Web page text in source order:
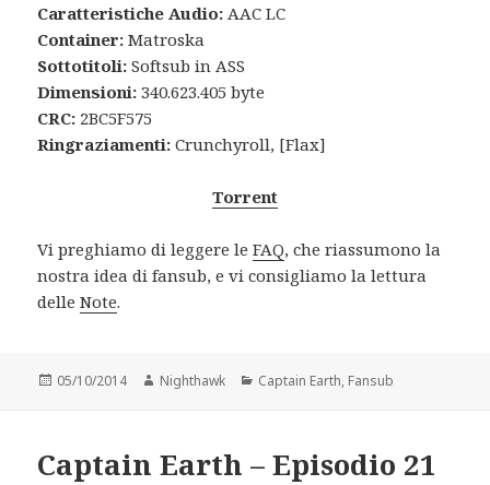
Caratteristiche Audio: AAC LC
Container: Matroska
Sottotitoli: Softsub in ASS
Dimensioni: 340.623.405 byte
CRC: 2BC5F575
Ringraziamenti:Crunchyroll, [Flax]
Torrent
Vi preghiamo di leggere leFAQ, che riassumono la
nostra idea di fansub, e vi consigliamo la lettura
delleNote.
Posted
05/10/2014 Author
Nighthawk Categories
Captain Earth, Fansub
Captain Earth – Episodio 21